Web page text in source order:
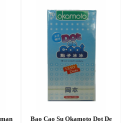
Bao Cao Su Okamoto Dot De